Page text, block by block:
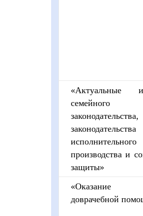
«Актуальные
семейного
законодательства,
исполнительного
производства и
защиты»
«Оказание
доврачебной